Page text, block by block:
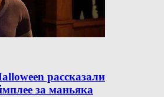
рассказали
за маньяка